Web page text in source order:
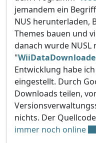
jemandem ein
NUS herunterladen,
Themes bauen und
danach wurde NUSL
"
Entwicklung habe
eingestellt. Durch
Downloads teilen,
nichts. Der
immer noch online